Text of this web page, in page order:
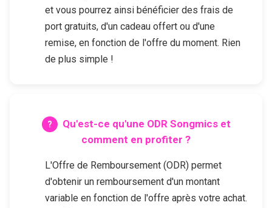
et vous pourrez ainsi bénéficier des frais de
port gratuits, d'un cadeau offert ou d'une
remise, en fonction de l'offre du moment. Rien
de plus simple !
Qu'est-ce qu'une ODR Songmicset
comment en profiter ?
L'Offre de Remboursement (ODR) permet
d'obtenir un remboursement d'un montant
variable en fonction de l'offre après votre achat.